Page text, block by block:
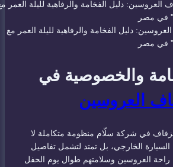
دليل الفخامة والرفاهية لليلة العمر مع
في مصر
والخصوصية في
العروسين
في شركة سلّام منظومة متكاملة لا
الخارجي، بل تمتد لتشمل تفاصيل
راحة العروسين وسلامتهم طوال يوم الحفل